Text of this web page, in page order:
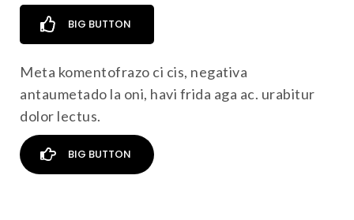
BIG BUTTON
Meta komentofrazo ci cis, negativa
antaumetado la oni, havi frida aga ac. urabitur
dolor lectus.
BIG BUTTON